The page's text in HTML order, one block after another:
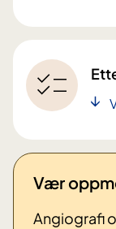
Vær
Angiografi